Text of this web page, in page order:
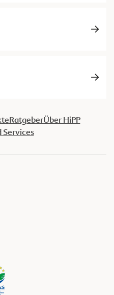
RatgeberÜber HiPP
Services